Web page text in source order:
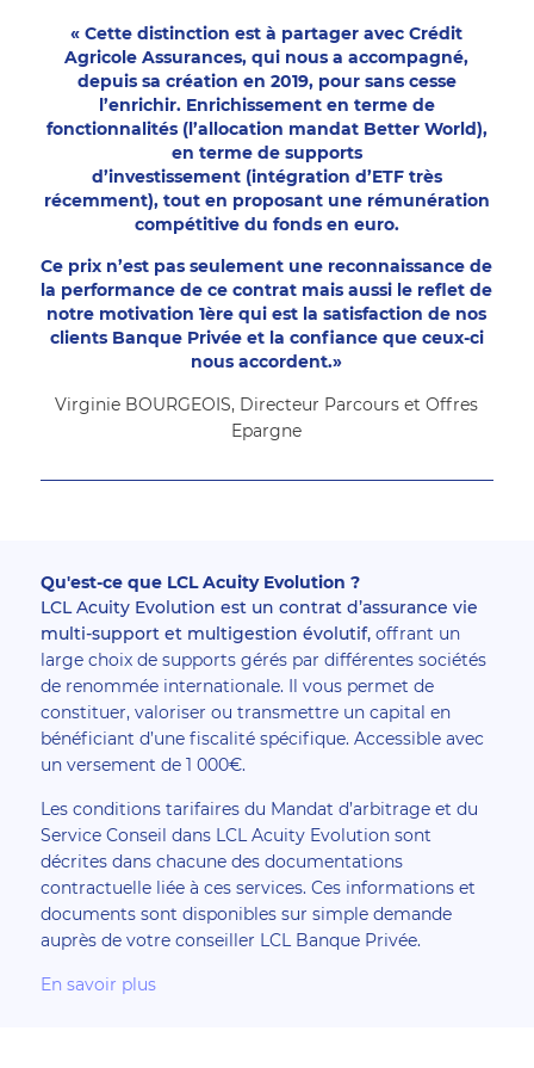
« Cette distinction est à partager avec Crédit
Agricole Assurances, qui nous a accompagné,
depuis sa création en 2019, pour sans cesse
l’enrichir. Enrichissement en terme de
fonctionnalités (l’allocation mandat Better World),
en terme de supports
d’investissement (intégration d’ETF très
récemment), tout en proposant une rémunération
compétitive du fonds en euro.
Ce prix n’est pas seulement une reconnaissance de
la performance de ce contrat mais aussi le reflet de
notre motivation 1ère qui est la satisfaction de nos
clients Banque Privée et la confiance que ceux-ci
nous accordent.»
Virginie BOURGEOIS, Directeur Parcours et Offres
Epargne
Qu'est-ce que LCL Acuity Evolution ?
LCL Acuity Evolution est un contrat d’assurance vie
multi-support et multigestion évolutif,offrant un
large choix de supports gérés par différentes sociétés
de renommée internationale. Il vous permet de
constituer, valoriser ou transmettre un capital en
bénéficiant d’une fiscalité spécifique. Accessible avec
un versement de 1 000€.
Les conditions tarifaires du Mandat d’arbitrage et du
Service Conseil dans LCL Acuity Evolution sont
décrites dans chacune des documentations
contractuelle liée à ces services. Ces informations et
documents sont disponibles sur simple demande
auprès de votre conseiller LCL Banque Privée.
En savoir plus